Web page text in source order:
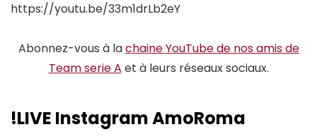
https://youtu.be/33m1drLb2eY
Abonnez-vous à lachaine YouTube de nos amis de
Team serie A et à leurs réseaux sociaux.
!LIVE Instagram AmoRoma